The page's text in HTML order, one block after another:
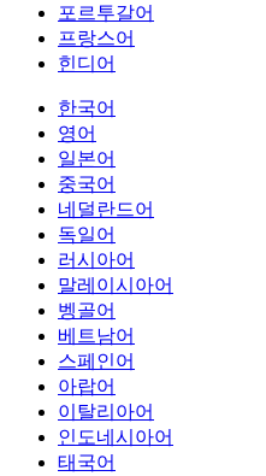
포르투갈어
프랑스어
힌디어
한국어
영어
일본어
중국어
네덜란드어
독일어
러시아어
말레이시아어
벵골어
베트남어
스페인어
아랍어
이탈리아어
인도네시아어
태국어